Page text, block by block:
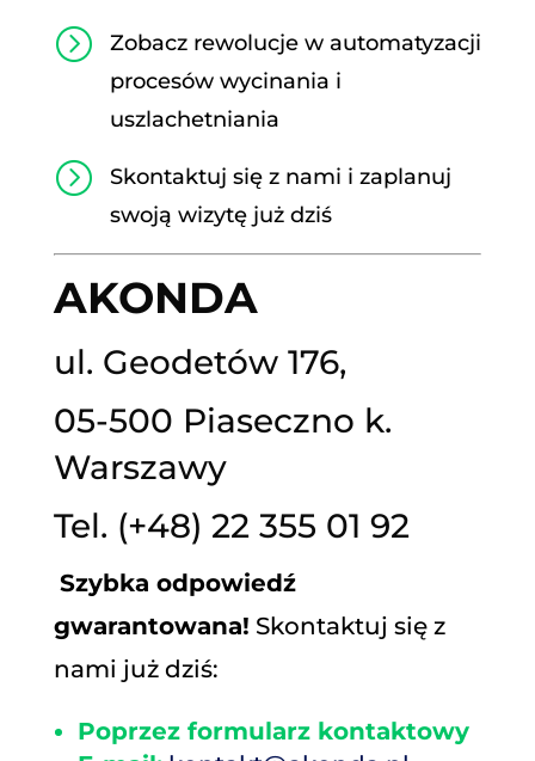
=
Zobacz rewolucje w automatyzacji
procesów wycinania i
uszlachetniania
=
Skontaktuj się z nami i zaplanuj
swoją wizytę już dziś
AKONDA
ul. Geodetów 176,
05-500 Piaseczno k.
Warszawy
Tel. (+48) 22 355 01 92
Szybka odpowiedź
gwarantowana! Skontaktuj się z
nami już dziś:
Poprzez formularz kontaktowy